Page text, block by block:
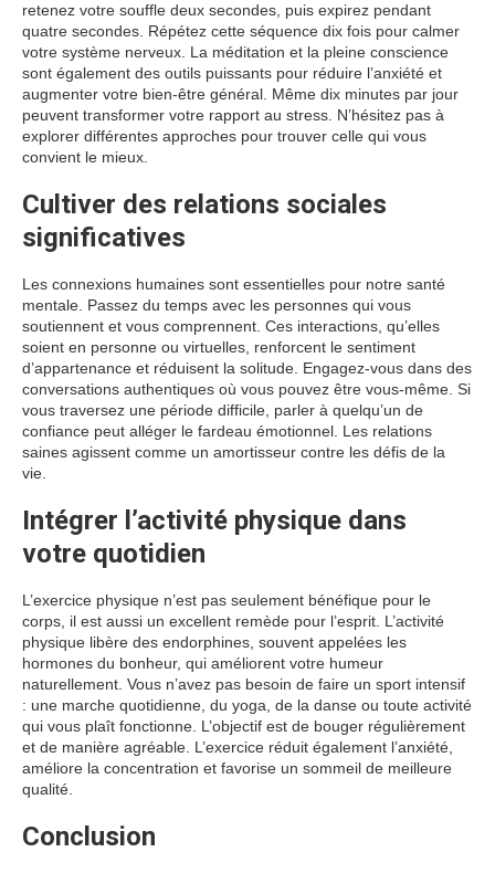
retenez votre souffle deux secondes, puis expirez pendant
quatre secondes. Répétez cette séquence dix fois pour calmer
votre système nerveux. La méditation et la pleine conscience
sont également des outils puissants pour réduire l’anxiété et
augmenter votre bien-être général. Même dix minutes par jour
peuvent transformer votre rapport au stress. N’hésitez pas à
explorer différentes approches pour trouver celle qui vous
convient le mieux.
Cultiver des relations sociales
significatives
Les connexions humaines sont essentielles pour notre santé
mentale. Passez du temps avec les personnes qui vous
soutiennent et vous comprennent. Ces interactions, qu’elles
soient en personne ou virtuelles, renforcent le sentiment
d’appartenance et réduisent la solitude. Engagez-vous dans des
conversations authentiques où vous pouvez être vous-même. Si
vous traversez une période difficile, parler à quelqu’un de
confiance peut alléger le fardeau émotionnel. Les relations
saines agissent comme un amortisseur contre les défis de la
vie.
Intégrer l’activité physique dans
votre quotidien
L’exercice physique n’est pas seulement bénéfique pour le
corps, il est aussi un excellent remède pour l’esprit. L’activité
physique libère des endorphines, souvent appelées les
hormones du bonheur, qui améliorent votre humeur
naturellement. Vous n’avez pas besoin de faire un sport intensif
: une marche quotidienne, du yoga, de la danse ou toute activité
qui vous plaît fonctionne. L’objectif est de bouger régulièrement
et de manière agréable. L’exercice réduit également l’anxiété,
améliore la concentration et favorise un sommeil de meilleure
qualité.
Conclusion